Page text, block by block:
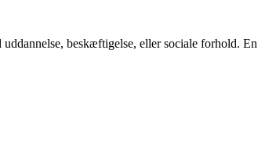
beskæftigelse, eller sociale forhold. En